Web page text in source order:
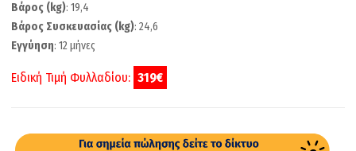
Βάρος (kg): 19,4
Βάρος Συσκευασίας (kg): 24,6
Εγγύηση: 12 μήνες
Ειδική Τιμή Φυλλαδίου: 319€